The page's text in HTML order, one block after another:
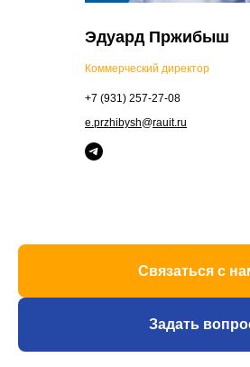
Эдуард Пржибыш
Коммерческий директор
+7 (931) 257-27-08
e.przhibysh@rauit.ru
Связаться с
Задать